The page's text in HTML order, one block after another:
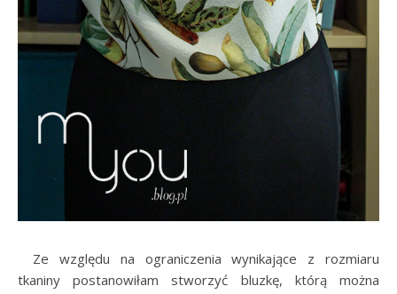
Ze względu na ograniczenia wynikające z rozmiaru
tkaniny postanowiłam stworzyć bluzkę, którą można